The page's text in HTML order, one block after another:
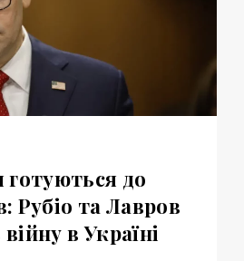
готуються до
Рубіо та Лавров
в Україні